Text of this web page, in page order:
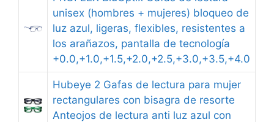
unisex (hombres + mujeres) bloqueo de
luz azul, ligeras, flexibles, resistentes a
los arañazos, pantalla de tecnología
+0.0,+1.0,+1.5,+2.0,+2.5,+3.0,+3.5,+4.0
Hubeye 2 Gafas de lectura para mujer
rectangulares con bisagra de resorte
Anteojos de lectura anti luz azul con